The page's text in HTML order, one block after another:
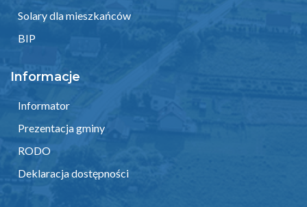
Solary dla mieszkańców
BIP
Informacje
Informator
Prezentacja gminy
RODO
Deklaracja dostępności